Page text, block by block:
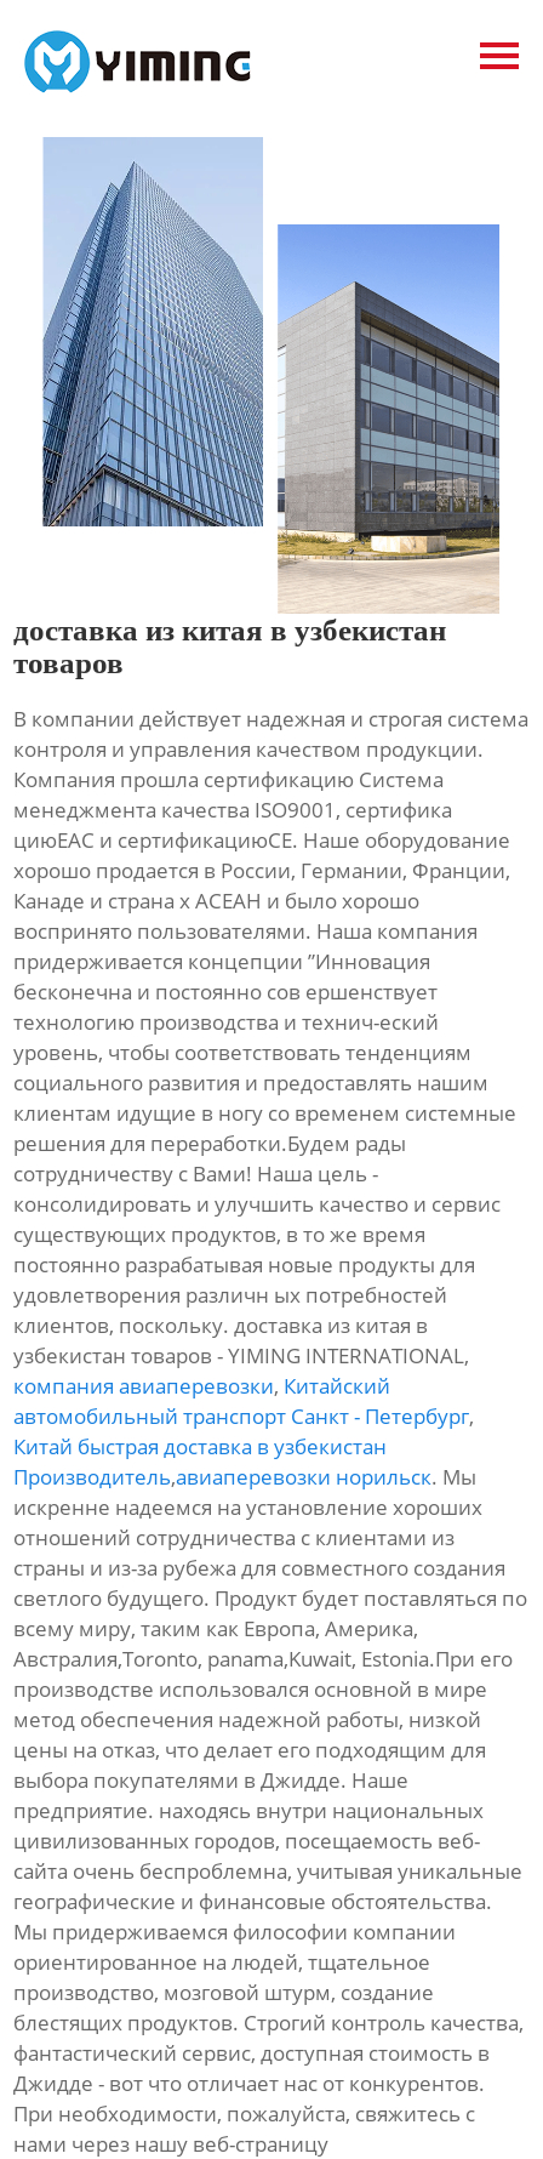
Tags
видео
доставка из китая в узбекистан
товаров
В компании действует надежная и строгая система
контроля и управления качеством продукции.
Компания прошла сертификацию Система
менеджмента качества ISO9001, сертифика
циюЕАС и сертификациюСЕ. Наше оборудование
хорошо продается в России, Германии, Франции,
Канаде и страна х АСЕАН и было хорошо
воспринято пользователями. Наша компания
придерживается концепции ”Инновация
бесконечна и постоянно сов ершенствует
технологию производства и технич-еский
уровень, чтобы соответствовать тенденциям
социального развития и предоставлять нашим
клиентам идущие в ногу со временем системные
решения для переработки.Будем рады
сотрудничеству с Вами! Наша цель -
консолидировать и улучшить качество и сервис
существующих продуктов, в то же время
постоянно разрабатывая новые продукты для
удовлетворения различн ых потребностей
клиентов, поскольку. доставка из китая в
узбекистан товаров - YIMING INTERNATIONAL,
компания авиаперевозки, Китайский
автомобильный транспорт Санкт - Петербург,
Китай быстрая доставка в узбекистан
Производитель,авиаперевозки норильск. Мы
искренне надеемся на установление хороших
отношений сотрудничества с клиентами из
страны и из-за рубежа для совместного создания
светлого будущего. Продукт будет поставляться по
всему миру, таким как Европа, Америка,
Австралия,Toronto, panama,Kuwait, Estonia.При его
производстве использовался основной в мире
метод обеспечения надежной работы, низкой
цены на отказ, что делает его подходящим для
выбора покупателями в Джидде. Наше
предприятие. находясь внутри национальных
цивилизованных городов, посещаемость веб-
сайта очень беспроблемна, учитывая уникальные
географические и финансовые обстоятельства.
Мы придерживаемся философии компании
ориентированное на людей, тщательное
производство, мозговой штурм, создание
блестящих продуктов. Строгий контроль качества,
фантастический сервис, доступная стоимость в
Джидде - вот что отличает нас от конкурентов.
При необходимости, пожалуйста, свяжитесь с
нами через нашу веб-страницу